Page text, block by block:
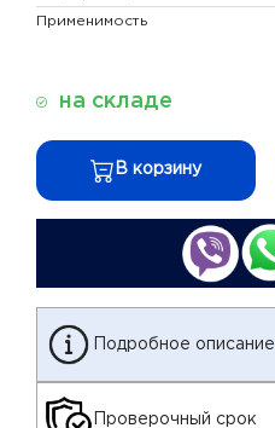
Применимость
на складе
В корзину
Подробное описание
Проверочный срок